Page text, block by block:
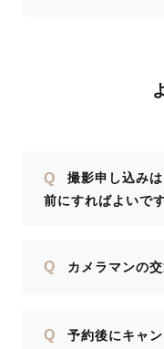
Q
撮影申し込み
前にすればよいで
Q カメラマンの
Q
予約後にキャ